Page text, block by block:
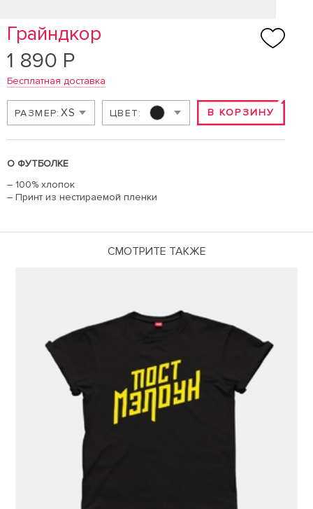
Грайндкор
1 890 Р
Бесплатная доставка
В КОРЗИНУ
РАЗМЕР: XS ЦВЕТ:
О ФУТБОЛКЕ
– 100% хлопок
– Принт из нестираемой пленки
СМОТРИТЕ ТАКЖЕ